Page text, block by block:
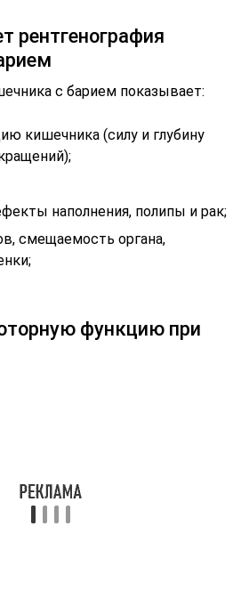
рентгенография
с барием показывает:
кишечника (силу и глубину
наполнения, полипы и рак;
смещаемость органа,
функцию при